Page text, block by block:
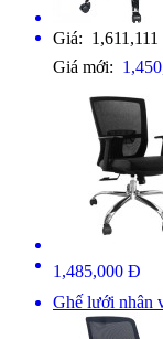
Giá:
Giá mới:
1,485,000 Đ
Ghế lưới nhân